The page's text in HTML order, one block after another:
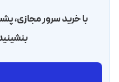
با خرید سرور مجازی،